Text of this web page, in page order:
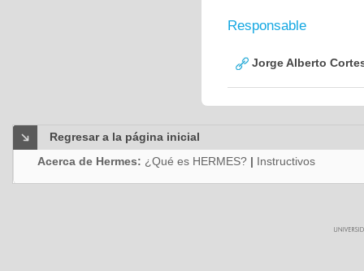
Responsable
Jorge Alberto
Regresar a la página inicial
Acerca de Hermes: ¿Qué es HERMES? | Instructivos